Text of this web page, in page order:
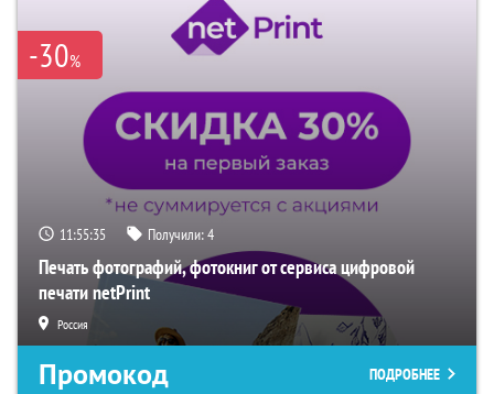
-30%
11:55:34 Получили:4
Печать фотографий, фотокниг от сервиса цифровой
печати netPrint
Россия
Промокод ПОДРОБНЕЕ